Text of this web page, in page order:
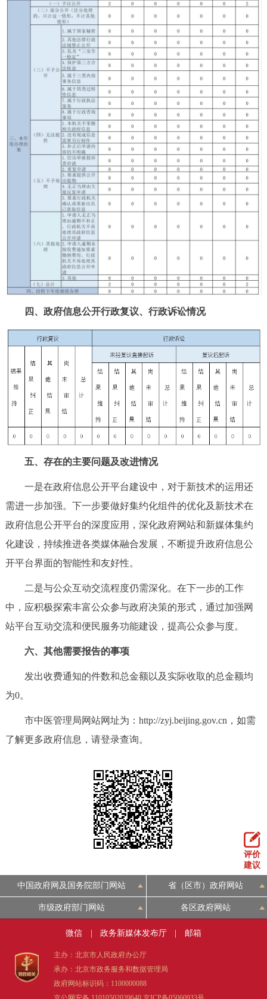
四、政府信息公开行政复议、行政诉讼情况
五、存在的主要问题及改进情况
一是在政府信息公开平台建设中，对于新技术的运用还
需进一步加强。下一步要做好集约化组件的优化及新技术在
政府信息公开平台的深度应用，深化政府网站和新媒体集约
化建设，持续推进各类媒体融合发展，不断提升政府信息公
开平台界面的智能性和友好性。
二是与公众互动交流程度仍需深化。在下一步的工作
中，应积极探索丰富公众参与政府决策的形式，通过加强网
站平台互动交流和便民服务功能建设，提高公众参与度。
六、其他需要报告的事项
发出收费通知的件数和总金额以及实际收取的总金额均
为0。
市中医管理局网站网址为：http://zyj.beijing.gov.cn，如需
了解更多政府信息，请登录查询。
评价
建议
中国政府网及国务院部门网站 省（区市）政府网站
市级政府部门网站 各区政府网站
微信 政务新媒体发布厅 邮箱
主办：北京市人民政府办公厅
承办：北京市政务服务和数据管理局
政府网站标识码：1100000088